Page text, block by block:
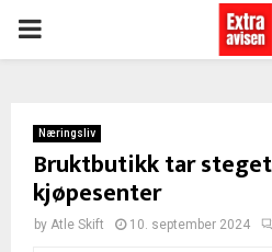
PRIMARY
Næringsliv
Bruktbutikk tar
kjøpesenter
by Atle Skift 10. september 2024